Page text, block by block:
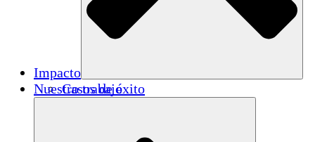
Impacto
Casos de éxito
Nuestro trabajo